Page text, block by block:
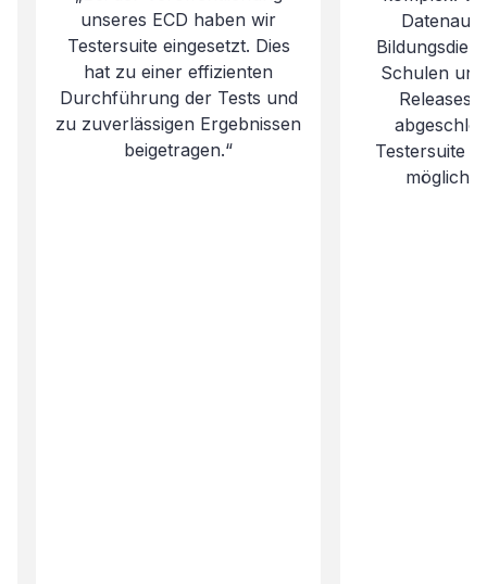
unseres ECD haben wir
Testersuite eingesetzt. Dies
hat zu einer effizienten
Durchführung der Tests und
zu zuverlässigen Ergebnissen
beigetragen.“
Schulen
Releases
Testersuite
möglich